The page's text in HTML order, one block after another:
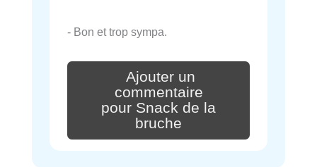
- Bon et trop sympa.
Ajouter un
commentaire
pour Snack de la
bruche